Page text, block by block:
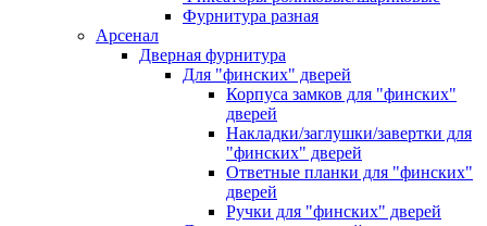
Фурнитура разная
Арсенал
Дверная фурнитура
Для "финских" дверей
Корпуса замков для "финских"
дверей
Накладки/заглушки/завертки для
"финских" дверей
Ответные планки для "финских"
дверей
Ручки для "финских" дверей